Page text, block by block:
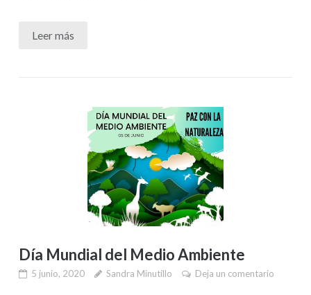
Leer más
Día Mundial del Medio Ambiente
5 junio, 2020 Sandra Minutillo Deja un comentario